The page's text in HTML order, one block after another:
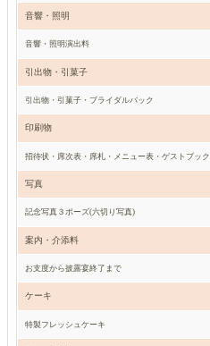
音響・照明
音響・照明演出料
引出物・引菓子
引出物・引菓子・ブライダルバック
印刷物
招待状・席次表・席札・メニュー表・ゲストブック
写真
記念写真３ポーズ(六切り写真)
案内・介添料
お支度から披露宴終了まで
ケーキ
特製フレッシュケーキ